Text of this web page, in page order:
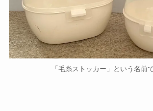
「毛糸ストッカー」という名前